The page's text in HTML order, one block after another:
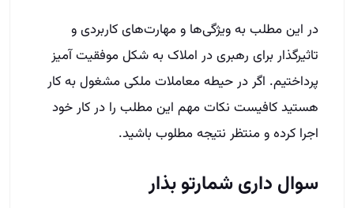
بهت زنگ میزنیم
نام و نام خانوادگی
شهر
شماره تماس(Required)